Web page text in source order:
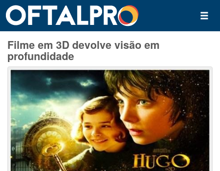
Filme em 3D devolve visão em
profundidade